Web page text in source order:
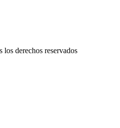
derechos reservados